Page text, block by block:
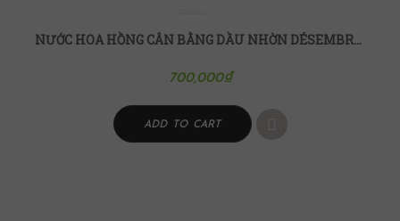
NƯỚC HOA HỒNG CÂN BẰNG DẦU NHỜN DÉSEMBRE MEDI EPI SCIENCE
700,000₫
ADD TO CART